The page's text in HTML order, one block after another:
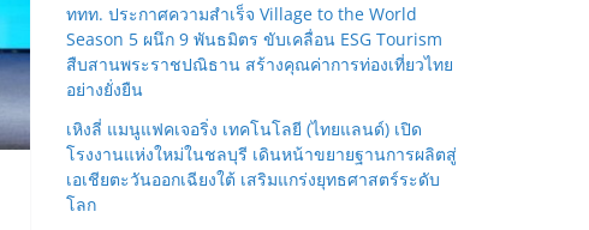
ททท. ประกาศความสำเร็จ Village to the World
Season 5 ผนึก 9 พันธมิตร ขับเคลื่อน ESG Tourism
สืบสานพระราชปณิธาน สร้างคุณค่าการท่องเที่ยวไทย
อย่างยั่งยืน
เหิงลี่ แมนูแฟคเจอริ่ง เทคโนโลยี (ไทยแลนด์) เปิด
โรงงานแห่งใหม่ในชลบุรี เดินหน้าขยายฐานการผลิตสู่
เอเชียตะวันออกเฉียงใต้ เสริมแกร่งยุทธศาสตร์ระดับ
โลก